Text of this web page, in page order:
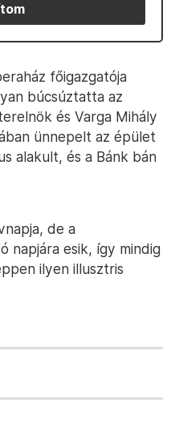
főigazgatója
búcsúztatta az
és Varga Mihály
ünnepelt az épület
alakult, és a Bánk bán
de a
napjára esik, így mindig
ilyen illusztris